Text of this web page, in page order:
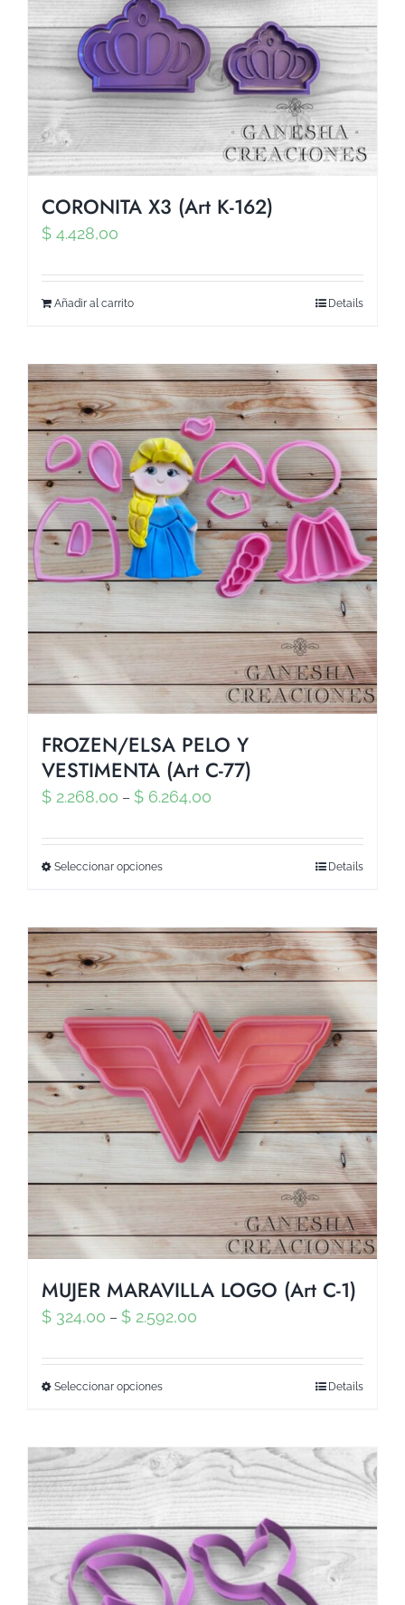
CORONITA X3 (Art K-162)
$ 4.428,00
Añadir al carrito Details
FROZEN/ELSA PELO Y
VESTIMENTA (Art C-77)
$ 2.268,00 – $ 6.264,00
Seleccionar opciones Details
MUJER MARAVILLA LOGO (Art C-1)
$ 324,00 – $ 2.592,00
Seleccionar opciones Details